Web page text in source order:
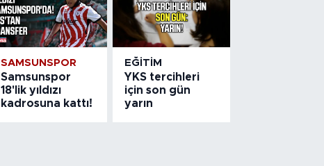
SAMSUNSPOR
Samsunspor
18'lik yıldızı
kadrosuna kattı!
EĞITIM
YKS tercihleri
için son gün
yarın